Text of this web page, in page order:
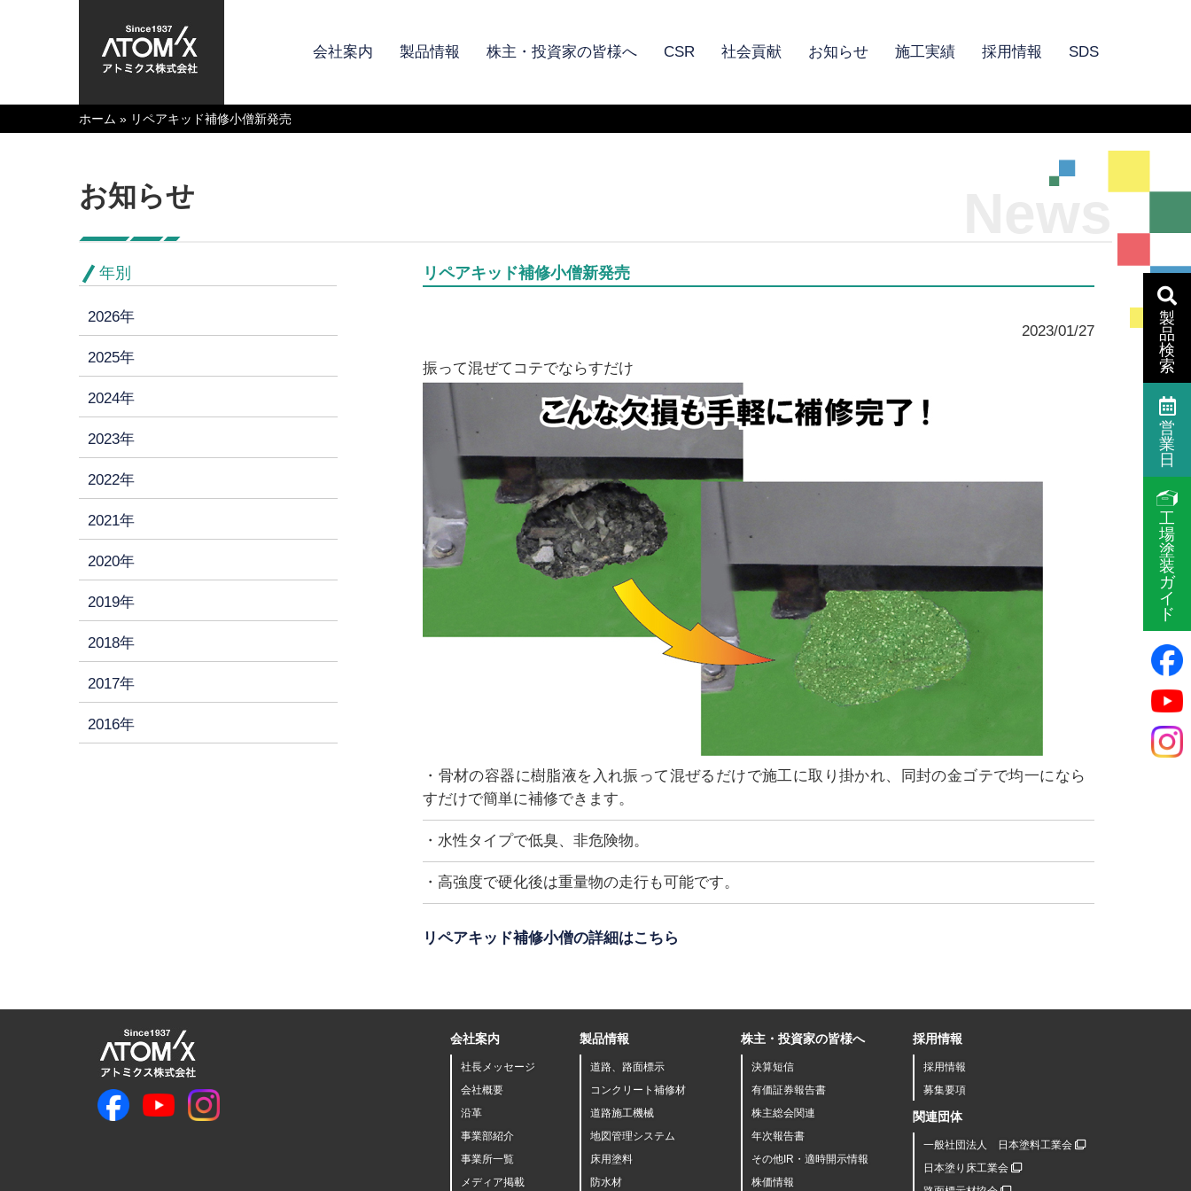
会社案内 製品情報 株主・投資家の皆様へ CSR 社会貢献 お知らせ 施工実績 採用情報 SDS
ホーム » リペアキッド補修小僧新発売
お知らせ News
年別
2026年
2025年
2024年
2023年
2022年
2021年
2020年
2019年
2018年
2017年
2016年
リペアキッド補修小僧新発売
2023/01/27
振って混ぜてコテでならすだけ
・骨材の容器に樹脂液を入れ振って混ぜるだけで施工に取り掛かれ、同封の金ゴテで均一になら
すだけで簡単に補修できます。
・水性タイプで低臭、非危険物。
・高強度で硬化後は重量物の走行も可能です。
リペアキッド補修小僧の詳細はこちら
会社案内
社長メッセージ
会社概要
沿革
事業部紹介
事業所一覧
メディア掲載
製品情報
道路、路面標示
コンクリート補修材
道路施工機械
地図管理システム
床用塗料
防水材
株主・投資家の皆様へ
決算短信
有価証券報告書
株主総会関連
年次報告書
その他IR・適時開示情報
株価情報
採用情報
採用情報
募集要項
関連団体
一般社団法人 日本塗料工業会
日本塗り床工業会
製
品
検
索
営
業
日
工
場
塗
装
ガ
イ
ド